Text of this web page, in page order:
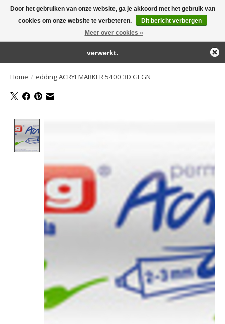
Large selection of products and fast shipping!
Home / edding ACRYLMARKER 5400 3D GLGN
Door het gebruiken van onze website, ga je akkoord met het gebruik van
cookies om onze website te verbeteren.
Dit bericht verbergen
Meer over cookies »
← Keer terug naar de backofficeDeze winkel is in aanbouw.
Eventueel geplaatste orders zullen niet worden gehonoreerd of
verwerkt.